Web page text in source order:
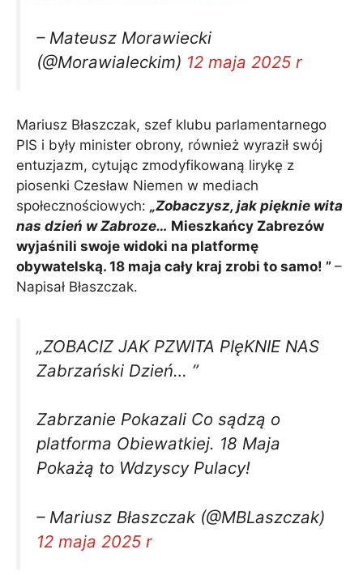
– Mateusz Morawiecki
(@Morawialeckim) 12 maja 2025 r
Mariusz Błaszczak, szef klubu parlamentarnego
PIS i były minister obrony, również wyraził swój
entuzjazm, cytując zmodyfikowaną lirykę z
piosenki Czesław Niemen w mediach
społecznościowych: „Zobaczysz, jak pięknie wita
nas dzień w Zabroze… Mieszkańcy Zabrezów
wyjaśnili swoje widoki na platformę
obywatelską. 18 maja cały kraj zrobi to samo! ” –
Napisał Błaszczak.
„ZOBACIZ JAK PZWITA PIęKNIE NAS
Zabrzański Dzień… ”
Zabrzanie Pokazali Co sądzą o
platforma Obiewatkiej. 18 Maja
Pokażą to Wdzyscy Pulacy!
– Mariusz Błaszczak (@MBLaszczak)
12 maja 2025 r